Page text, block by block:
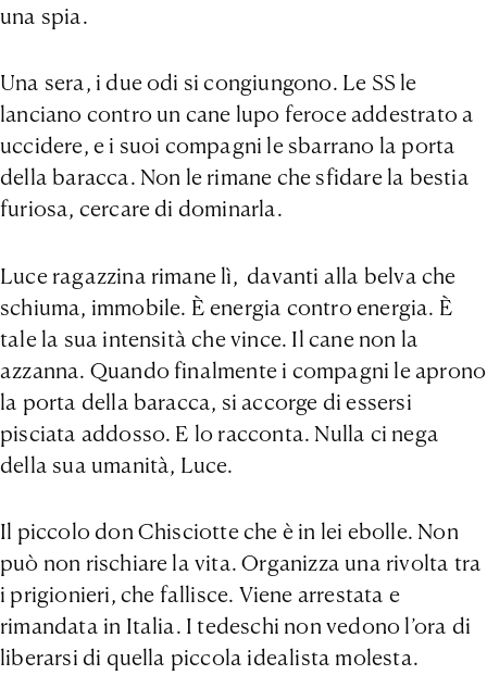
una spia.
Una sera, i due odi si congiungono. Le SS le
lanciano contro un cane lupo feroce addestrato a
uccidere, e i suoi compagni le sbarrano la porta
della baracca. Non le rimane che sfidare la bestia
furiosa, cercare di dominarla.
Luce ragazzina rimane lì, davanti alla belva che
schiuma, immobile. È energia contro energia. È
tale la sua intensità che vince. Il cane non la
azzanna. Quando finalmente i compagni le aprono
la porta della baracca, si accorge di essersi
pisciata addosso. E lo racconta. Nulla ci nega
della sua umanità, Luce.
Il piccolo don Chisciotte che è in lei ebolle. Non
può non rischiare la vita. Organizza una rivolta tra
i prigionieri, che fallisce. Viene arrestata e
rimandata in Italia. I tedeschi non vedono l’ora di
liberarsi di quella piccola idealista molesta.